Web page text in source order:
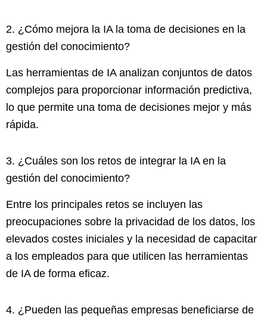
2. ¿Cómo mejora la IA la toma de decisiones en la
gestión del conocimiento?
Las herramientas de IA analizan conjuntos de datos
complejos para proporcionar información predictiva,
lo que permite una toma de decisiones mejor y más
rápida.
3. ¿Cuáles son los retos de integrar la IA en la
gestión del conocimiento?
Entre los principales retos se incluyen las
preocupaciones sobre la privacidad de los datos, los
elevados costes iniciales y la necesidad de capacitar
a los empleados para que utilicen las herramientas
de IA de forma eficaz.
4. ¿Pueden las pequeñas empresas beneficiarse de